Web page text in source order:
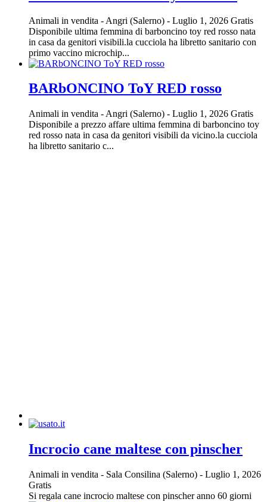
Animali in vendita - Angri (Salerno) - Luglio 1, 2026 Gratis
Disponibile ultima femmina di barboncino toy red rosso nata
in casa da genitori visibili.la cucciola ha libretto sanitario con
primo vaccino microchip...
BARbONCINO ToY RED rosso
Animali in vendita - Angri (Salerno) - Luglio 1, 2026 Gratis
Disponibile a prezzo affare ultima femmina di barboncino toy
red rosso nata in casa da genitori visibili da vicino.la cucciola
ha libretto sanitario c...
Incrocio cane maltese con pinscher
Animali in vendita - Sala Consilina (Salerno) - Luglio 1, 2026
Gratis
Si regala cane incrocio maltese con pinscher anno 60 giorni